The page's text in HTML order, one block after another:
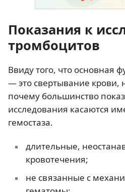
Показания к
тромбоцитов
Ввиду того, что основная
— это свертывание крови,
почему большинство
исследования касаются
гемостаза.
длительные,
кровотечения;
не связанные с